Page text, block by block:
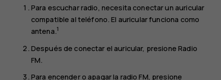
Para escuchar radio, necesita conectar un auricular
compatible al teléfono. El auricular funciona como
antena.1
Después de conectar el auricular, presioneRadio
FM.
Para encender o apagar la radio FM, presione